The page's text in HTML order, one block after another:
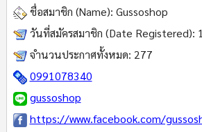
ชื่อสมาชิก (Name): Gussoshop
วันที่สมัครสมาชิก (Date Registered):
จำนวนประกาศทั้งหมด: 277
0991078340
gussoshop
https://www.facebook.com/